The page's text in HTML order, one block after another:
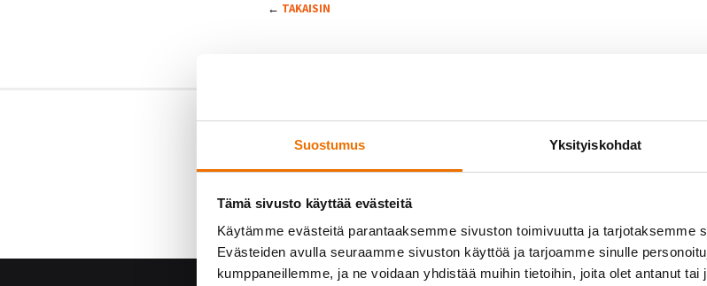
Suostumus Yksityiskohdat
Tämä sivusto käyttää evästeitä
Käytämme evästeitä parantaaksemme sivuston toimivuutta ja tarjotaksemme
Evästeiden avulla seuraamme sivuston käyttöä ja tarjoamme sinulle
kumppaneillemme, ja ne voidaan yhdistää muihin tietoihin, joita olet antanut
← TAKAISIN